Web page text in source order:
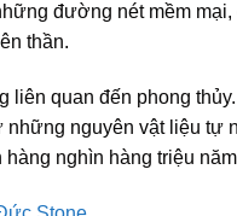
đường nét mềm mại,
thần.
liên quan đến phong
nguyên vật liệu tự
nghìn hàng triệu